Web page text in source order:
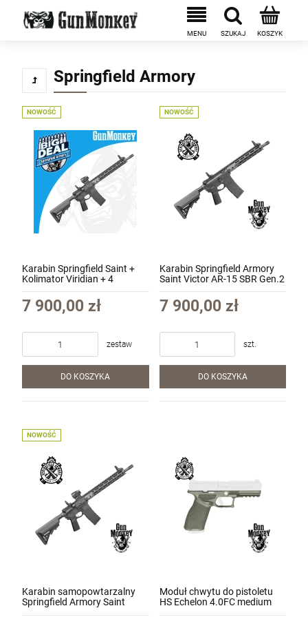
Krótkie spodnie 5.11 Apex Short Pant kol.
360,00 zł
2 590,00 zł
Najniższa cena:
Springfield Armory
Karabin Springfield Saint +
Kolimator Viridian + 4
Magazynki Big Deal
7 900,00 zł
zestaw
DO KOSZYKA
NOWOŚĆ
Karabin Springfield Armory
Saint Victor AR-15 SBR Gen.2
kal. 5,56x45mm/.223Rem
lufa 14" kol. Black
(STV914556B-V2-B5)
7 900,00 zł
szt.
DO KOSZYKA
NOWOŚĆ
Karabin samopowtarzalny
Springfield Armory Saint
NOWOŚĆ
Moduł chwytu do pistoletu
HS Echelon 4.0FC medium